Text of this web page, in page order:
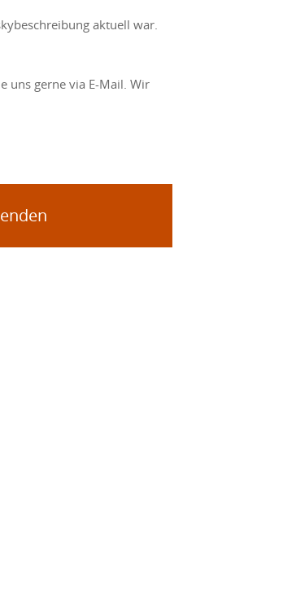
aktuell war.
uns gerne via E-Mail. Wir